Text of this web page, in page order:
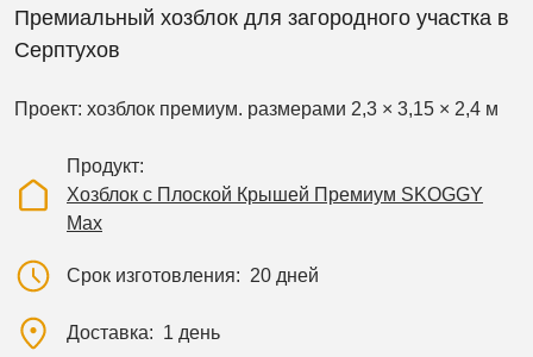
Премиальный хозблок для загородного участка в
Серптухов
Проект: хозблок премиум. размерами 2,3 × 3,15 × 2,4 м
Продукт
Хозблок с Плоской Крышей Премиум SKOGGY
Max
Срок изготовления 20 дней
Доставка 1 день